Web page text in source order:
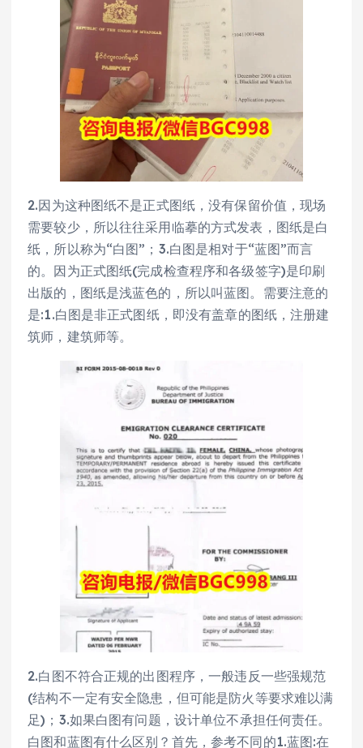
2.因为这种图纸不是正式图纸，没有保留价值，现场
需要较少，所以往往采用临摹的方式发表，图纸是白
纸，所以称为“白图”；3.白图是相对于“蓝图”而言
的。因为正式图纸(完成检查程序和各级签字)是印刷
出版的，图纸是浅蓝色的，所以叫蓝图。需要注意的
是:1.白图是非正式图纸，即没有盖章的图纸，注册建
筑师，建筑师等。
2.白图不符合正规的出图程序，一般违反一些强规范
(结构不一定有安全隐患，但可能是防火等要求难以满
足)；3.如果白图有问题，设计单位不承担任何责任。
白图和蓝图有什么区别？首先，参考不同的1.蓝图:在